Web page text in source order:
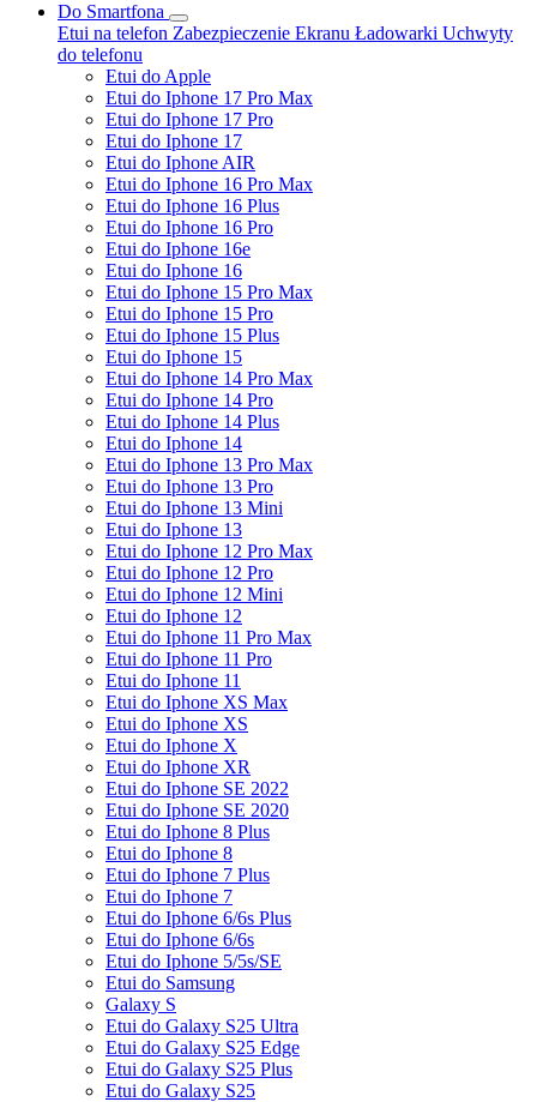
Do Smartfona
Etui na telefon Zabezpieczenie Ekranu Ładowarki Uchwyty
do telefonu
Etui do Apple
Etui do Iphone 17 Pro Max
Etui do Iphone 17 Pro
Etui do Iphone 17
Etui do Iphone AIR
Etui do Iphone 16 Pro Max
Etui do Iphone 16 Plus
Etui do Iphone 16 Pro
Etui do Iphone 16e
Etui do Iphone 16
Etui do Iphone 15 Pro Max
Etui do Iphone 15 Pro
Etui do Iphone 15 Plus
Etui do Iphone 15
Etui do Iphone 14 Pro Max
Etui do Iphone 14 Pro
Etui do Iphone 14 Plus
Etui do Iphone 14
Etui do Iphone 13 Pro Max
Etui do Iphone 13 Pro
Etui do Iphone 13 Mini
Etui do Iphone 13
Etui do Iphone 12 Pro Max
Etui do Iphone 12 Pro
Etui do Iphone 12 Mini
Etui do Iphone 12
Etui do Iphone 11 Pro Max
Etui do Iphone 11 Pro
Etui do Iphone 11
Etui do Iphone XS Max
Etui do Iphone XS
Etui do Iphone X
Etui do Iphone XR
Etui do Iphone SE 2022
Etui do Iphone SE 2020
Etui do Iphone 8 Plus
Etui do Iphone 8
Etui do Iphone 7 Plus
Etui do Iphone 7
Etui do Iphone 6/6s Plus
Etui do Iphone 6/6s
Etui do Iphone 5/5s/SE
Etui do Samsung
Galaxy S
Etui do Galaxy S25 Ultra
Etui do Galaxy S25 Edge
Etui do Galaxy S25 Plus
Etui do Galaxy S25